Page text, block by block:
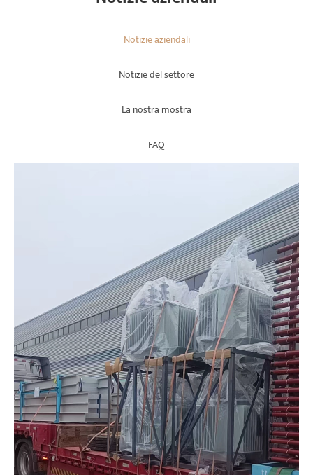
Notizie aziendali
Notizie del settore
La nostra mostra
FAQ